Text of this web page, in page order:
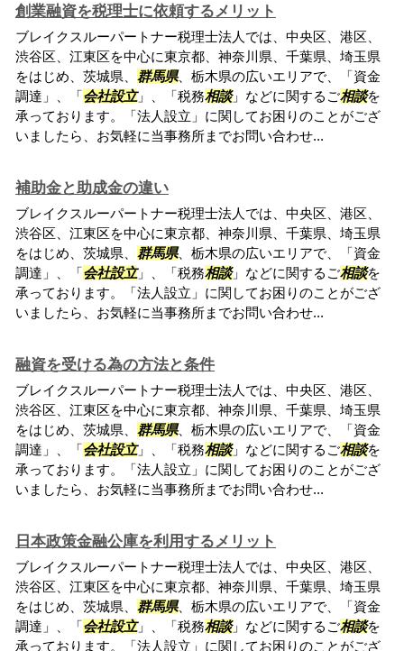
創業融資を税理士に依頼するメリット
ブレイクスルーパートナー税理士法人では、中央区、港区、
渋谷区、江東区を中心に東京都、神奈川県、千葉県、埼玉県
をはじめ、茨城県、 群馬県、栃木県の広いエリアで、「資金
調達」、「会社設立」、「税務相談」などに関するご相談を
承っております。「法人設立」に関してお困りのことがござ
いましたら、お気軽に当事務所までお問い合わせ...
補助金と助成金の違い
ブレイクスルーパートナー税理士法人では、中央区、港区、
渋谷区、江東区を中心に東京都、神奈川県、千葉県、埼玉県
をはじめ、茨城県、 群馬県、栃木県の広いエリアで、「資金
調達」、「会社設立」、「税務相談」などに関するご相談を
承っております。「法人設立」に関してお困りのことがござ
いましたら、お気軽に当事務所までお問い合わせ...
融資を受ける為の方法と条件
ブレイクスルーパートナー税理士法人では、中央区、港区、
渋谷区、江東区を中心に東京都、神奈川県、千葉県、埼玉県
をはじめ、茨城県、 群馬県、栃木県の広いエリアで、「資金
調達」、「会社設立」、「税務相談」などに関するご相談を
承っております。「法人設立」に関してお困りのことがござ
いましたら、お気軽に当事務所までお問い合わせ...
日本政策金融公庫を利用するメリット
ブレイクスルーパートナー税理士法人では、中央区、港区、
渋谷区、江東区を中心に東京都、神奈川県、千葉県、埼玉県
をはじめ、茨城県、 群馬県、栃木県の広いエリアで、「資金
調達」、「会社設立」、「税務相談」などに関するご相談を
承っております。「法人設立」に関してお困りのことがござ